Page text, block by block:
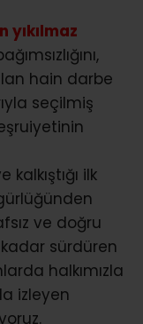
hain darbe
seçilmiş
ilk
ve doğru
sürdüren
halkımızla
izleyen